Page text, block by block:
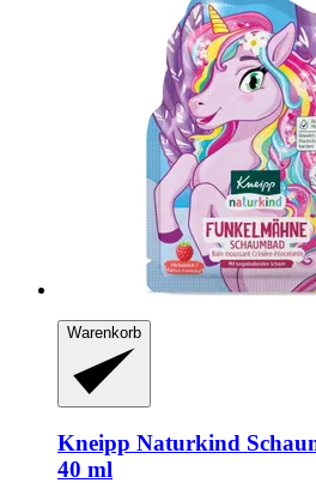
Warenkorb
Kneipp Naturkind
40 ml